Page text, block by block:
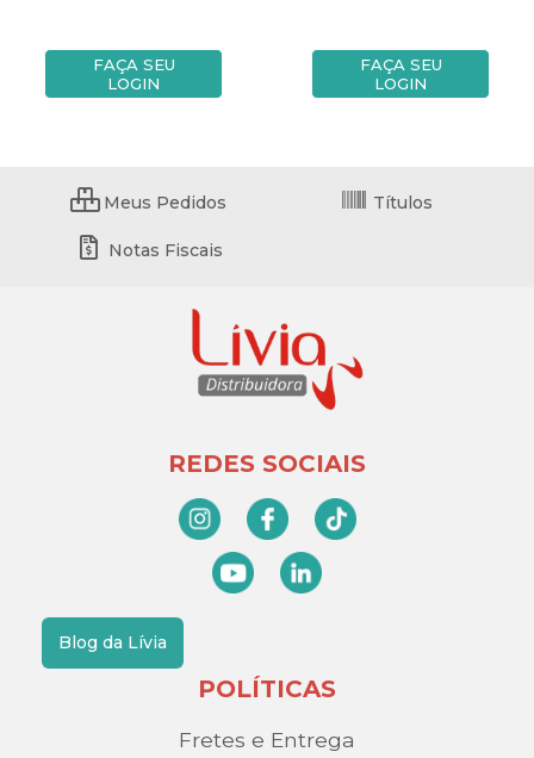
FAÇA SEU
LOGIN
FAÇA SEU
LOGIN
Meus Pedidos Títulos
Notas Fiscais
REDES SOCIAIS
Blog da Lívia
POLÍTICAS
Fretes e Entrega